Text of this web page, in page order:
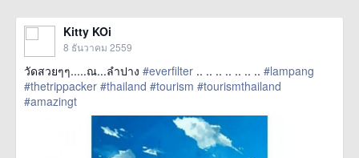
Kitty KOi
8 ธันวาคม 2559
วัดสวยๆๆ.....ณ...ลำปาง #everfilter .. .. .. .. .. .. .. #lampang
#thetrippacker #thailand #tourism #tourismthailand
#amazingt
href=https://m.thetrippacker.com/th/image/location/201269>